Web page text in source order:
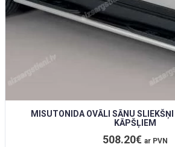
MISUTONIDA OVĀLI SĀNU
KĀPŠĻIEM
508.20€ ar PVN